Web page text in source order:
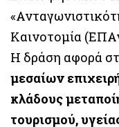
Καινοτομία
Η δράση αφορά
μεσαίων
κλάδους
τουρισμού,